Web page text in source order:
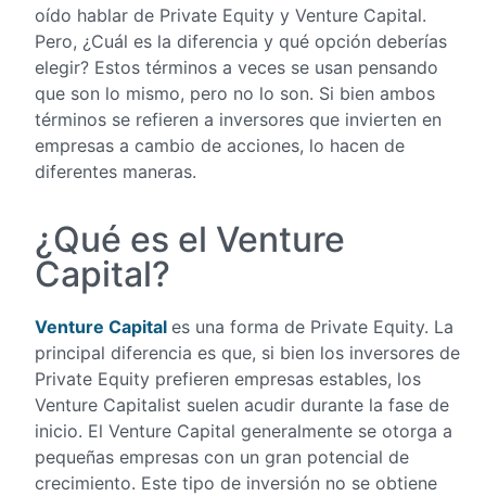
oído hablar de Private Equity y Venture Capital.
Pero, ¿Cuál es la diferencia y qué opción deberías
elegir? Estos términos a veces se usan pensando
que son lo mismo, pero no lo son. Si bien ambos
términos se refieren a inversores que invierten en
empresas a cambio de acciones, lo hacen de
diferentes maneras.
¿Qué es el Venture
Capital?
Venture Capital es una forma de Private Equity. La
principal diferencia es que, si bien los inversores de
Private Equity prefieren empresas estables, los
Venture Capitalist suelen acudir durante la fase de
inicio. El Venture Capital generalmente se otorga a
pequeñas empresas con un gran potencial de
crecimiento. Este tipo de inversión no se obtiene